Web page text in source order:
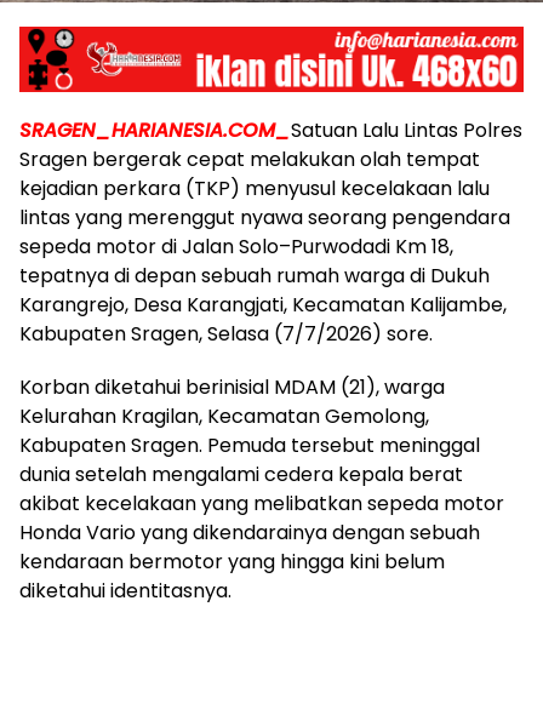
SRAGEN_HARIANESIA.COM_Satuan Lalu Lintas Polres
Sragen bergerak cepat melakukan olah tempat
kejadian perkara (TKP) menyusul kecelakaan lalu
lintas yang merenggut nyawa seorang pengendara
sepeda motor di Jalan Solo–Purwodadi Km 18,
tepatnya di depan sebuah rumah warga di Dukuh
Karangrejo, Desa Karangjati, Kecamatan Kalijambe,
Kabupaten Sragen, Selasa (7/7/2026) sore.
Korban diketahui berinisial MDAM (21), warga
Kelurahan Kragilan, Kecamatan Gemolong,
Kabupaten Sragen. Pemuda tersebut meninggal
dunia setelah mengalami cedera kepala berat
akibat kecelakaan yang melibatkan sepeda motor
Honda Vario yang dikendarainya dengan sebuah
kendaraan bermotor yang hingga kini belum
diketahui identitasnya.